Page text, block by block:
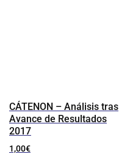
CÁTENON – Análisis tras
Avance de Resultados
2017
1,00€